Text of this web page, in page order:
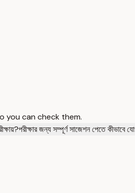
you can check them.
পরীক্ষার জন্য সম্পূর্ণ সাজেশন পেতে কীভাবে